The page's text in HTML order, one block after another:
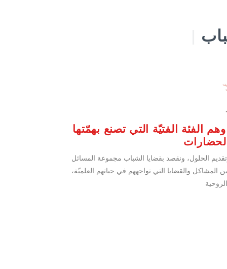
الفئة الفتيّة التي تصنع بهمّتها
الحلول، ونقصد بقضايا الشباب مجموعة المسائل
والقضايا التي تواجههم في حياتهم العلميّة،